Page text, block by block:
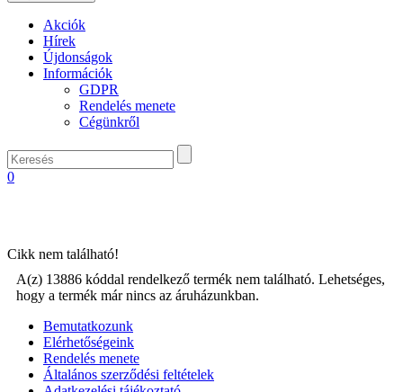
Akciók
Hírek
Újdonságok
Információk
GDPR
Rendelés menete
Cégünkről
0
Cikk nem található!
A(z) 13886 kóddal rendelkező termék nem található. Lehetséges,
hogy a termék már nincs az áruházunkban.
Bemutatkozunk
Elérhetőségeink
Rendelés menete
Általános szerződési feltételek